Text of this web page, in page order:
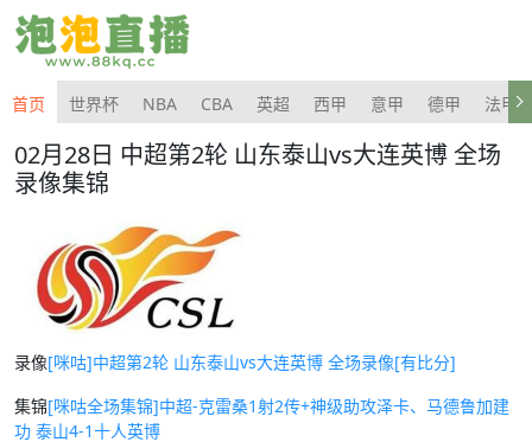
首页 世界杯 NBA CBA 英超 西甲 意甲 德甲 法甲
02月28日 中超第2轮 山东泰山vs大连英博 全场
录像集锦
录像[咪咕]中超第2轮 山东泰山vs大连英博 全场录像[有比分]
集锦[咪咕全场集锦]中超-克雷桑1射2传+神级助攻泽卡、马德鲁加建
功 泰山4-1十人英博